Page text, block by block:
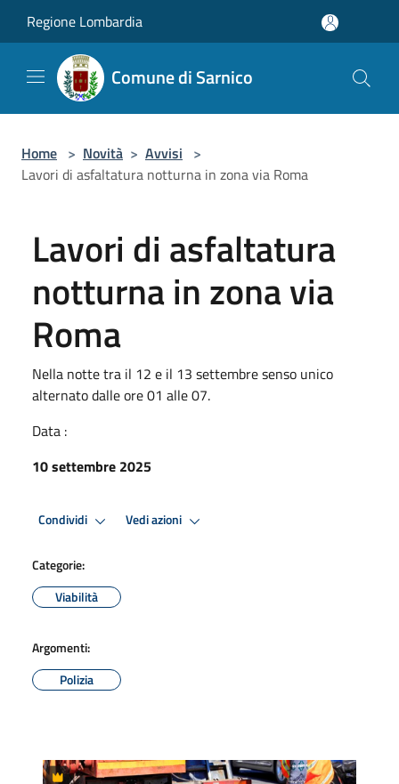
Regione Lombardia
Comune di Sarnico
Home > Novità > Avvisi >
Lavori di asfaltatura notturna in zona via Roma
Lavori di asfaltatura
notturna in zona via
Roma
Nella notte tra il 12 e il 13 settembre senso unico
alternato dalle ore 01 alle 07.
Data :
10 settembre 2025
Condividi Vedi azioni
Categorie:
Viabilità
Argomenti:
Polizia